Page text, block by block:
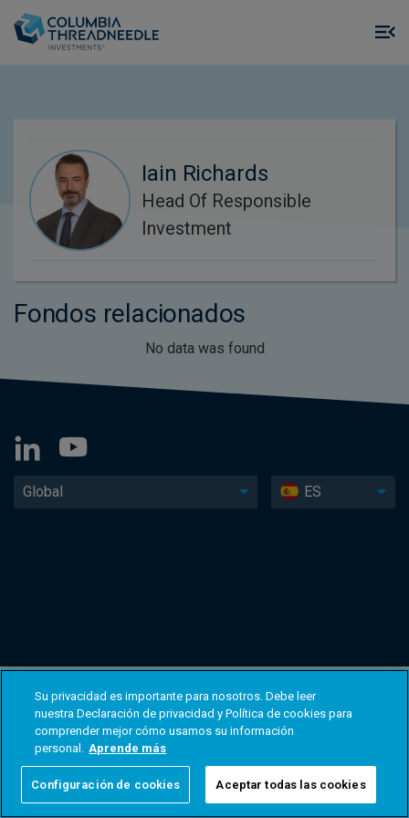
Iain Richards
Head Of Responsible
Investment
Fondos relacionados
No data was found
Global ES
Su privacidad es importante para nosotros. Debe leer
nuestra Declaración de privacidad y Política de cookies para
comprender mejor cómo usamos su información
personal. Aprende más
Configuración de cookies Aceptar todas las cookies